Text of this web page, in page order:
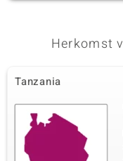
Herkomst
Tanzania